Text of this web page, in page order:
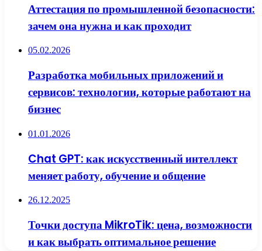
Аттестация по промышленной безопасности:
зачем она нужна и как проходит
05.02.2026
Разработка мобильных приложений и
сервисов: технологии, которые работают на
бизнес
01.01.2026
Chat GPT: как искусственный интеллект
меняет работу, обучение и общение
26.12.2025
Точки доступа MikroTik: цена, возможности
и как выбрать оптимальное решение